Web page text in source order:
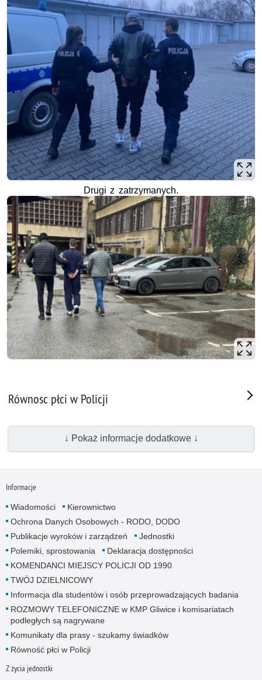
Drugi z zatrzymanych.
Równosc płci w Policji
↓ Pokaż informacje dodatkowe ↓
Informacje
Wiadomości
Kierownictwo
Ochrona Danych Osobowych - RODO, DODO
Publikacje wyroków i zarządzeń
Jednostki
Polemiki, sprostowania
Deklaracja dostępności
KOMENDANCI MIEJSCY POLICJI OD 1990
TWÓJ DZIELNICOWY
Informacja dla studentów i osób przeprowadzających badania
ROZMOWY TELEFONICZNE w KMP Gliwice i komisariatach
podległych są nagrywane
Komunikaty dla prasy - szukamy świadków
Równość płci w Policji
Z życia jednostki